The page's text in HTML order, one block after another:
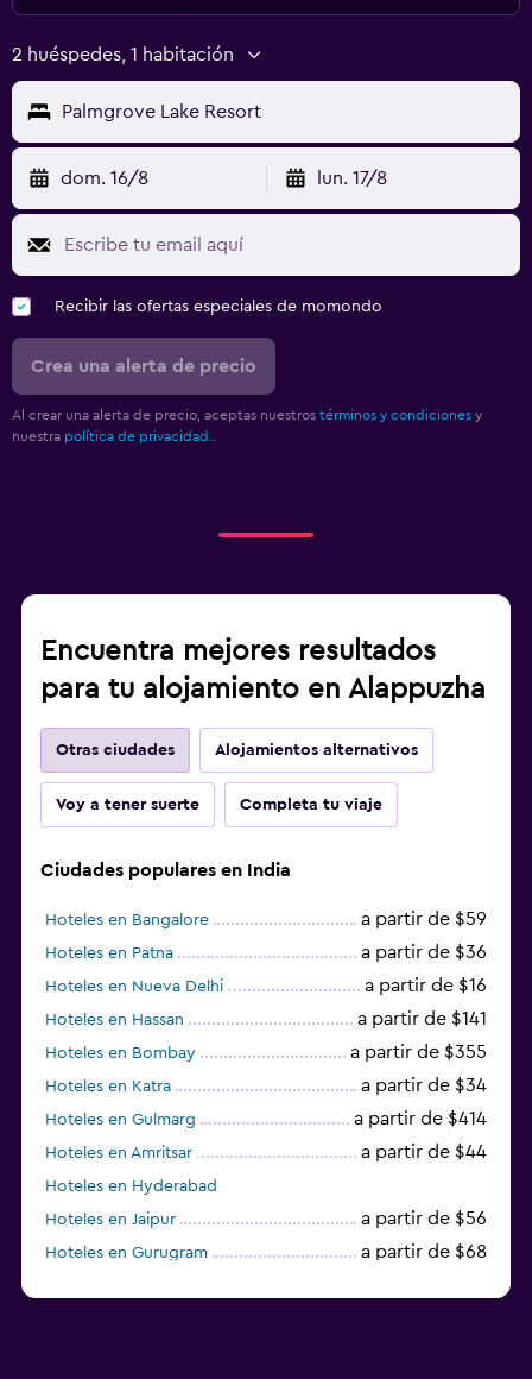
2 huéspedes, 1 habitación
Palmgrove Lake Resort
dom. 16/8 lun. 17/8
Recibir las ofertas especiales de momondo
Crea una alerta de precio
Al crear una alerta de precio, aceptas nuestros términos y condiciones y
nuestra política de privacidad.
Encuentra mejores resultados
para tu alojamiento en Alappuzha
Otras ciudades Alojamientos alternativos
Voy a tener suerte Completa tu viaje
Ciudades populares en India
Hoteles en Bangalore a partir de $59
Hoteles en Patna a partir de $36
Hoteles en Nueva Delhi a partir de $16
Hoteles en Hassan a partir de $141
Hoteles en Bombay a partir de $355
Hoteles en Katra a partir de $34
Hoteles en Gulmarg a partir de $414
Hoteles en Amritsar a partir de $44
Hoteles en Hyderabad
Hoteles en Jaipur
a partir de $56
Hoteles en Gurugram a partir de $68